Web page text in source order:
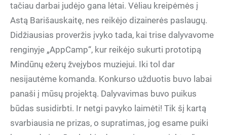
tačiau darbai judėjo gana lėtai. Vėliau kreipėmės į
Astą Barišauskaitę, nes reikėjo dizainerės paslaugų.
Didžiausias proveržis įvyko tada, kai trise dalyvavome
renginyje „AppCamp“, kur reikėjo sukurti prototipą
Mindūnų ežerų žvejybos muziejui. Iki tol dar
nesijautėme komanda. Konkurso užduotis buvo labai
panaši į mūsų projektą. Dalyvavimas buvo puikus
būdas susidirbti. Ir netgi pavyko laimėti! Tik šį kartą
svarbiausia ne prizas, o supratimas, jog esame puiki